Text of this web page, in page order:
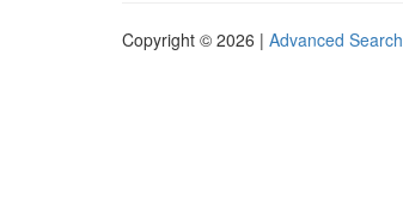
Copyright © 2026 | Advanced Search